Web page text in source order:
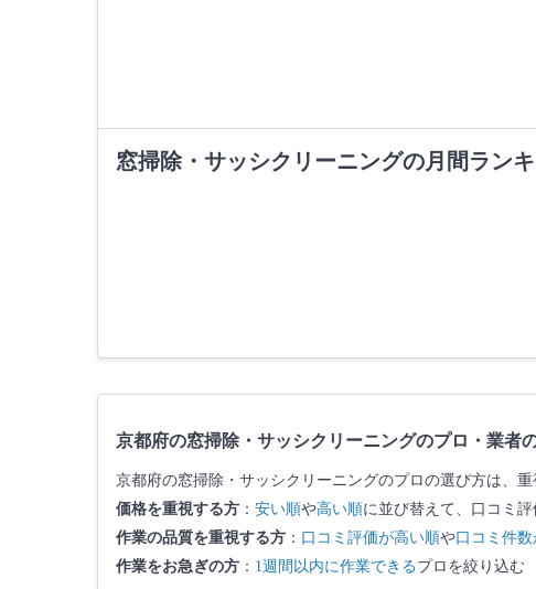
窓掃除・サッシクリーニングの月間ラン
京都府の窓掃除・サッシクリーニングのプロ・業者
京都府の窓掃除・サッシクリーニングのプロの選び方は、重
価格を重視する方 ： 安い順や高い順に並び替えて、口コミ
作業の品質を重視する方 ： 口コミ評価が高い順や口コミ件
作業をお急ぎの方 ： 1週間以内に作業できるプロを絞り込む